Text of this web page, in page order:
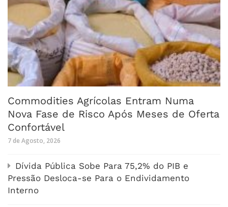
Commodities Agrícolas Entram Numa
Nova Fase de Risco Após Meses de Oferta
Confortável
7 de Agosto, 2026
Dívida Pública Sobe Para 75,2% do PIB e
Pressão Desloca-se Para o Endividamento
Interno